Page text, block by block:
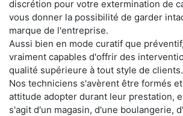
discrétion pour votre extermination de
vous donner la possibilité de garder
marque de l'entreprise.
Aussi bien en mode curatif que
vraiment capables d'offrir des
qualité supérieure à tout style de clients.
Nos techniciens s'avèrent être formés
attitude adopter durant leur prestation,
s'agit d'un magasin, d'une boulangerie,